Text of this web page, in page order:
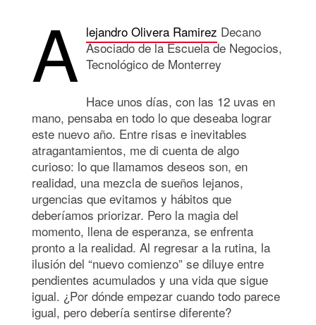
A lejandro Olivera Ramirez Decano
Asociado de la Escuela de Negocios,
Tecnológico de Monterrey
Hace unos días, con las 12 uvas en
mano, pensaba en todo lo que deseaba lograr
este nuevo año. Entre risas e inevitables
atragantamientos, me di cuenta de algo
curioso: lo que llamamos deseos son, en
realidad, una mezcla de sueños lejanos,
urgencias que evitamos y hábitos que
deberíamos priorizar. Pero la magia del
momento, llena de esperanza, se enfrenta
pronto a la realidad. Al regresar a la rutina, la
ilusión del “nuevo comienzo” se diluye entre
pendientes acumulados y una vida que sigue
igual. ¿Por dónde empezar cuando todo parece
igual, pero debería sentirse diferente?